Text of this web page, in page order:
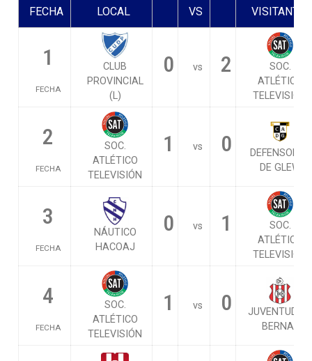
FECHA LOCAL VS VISITANTE
1
FECHA
CLUB
PROVINCIAL
(L)
0 vs 2
SOC.
ATLÉTICO
TELEVISIÓN
2
FECHA
SOC.
ATLÉTICO
TELEVISIÓN
1 vs 0
DEFENSORES
DE GLEW
3
FECHA
NÁUTICO
HACOAJ
0 vs 1
SOC.
ATLÉTICO
TELEVISIÓN
4
FECHA
SOC.
ATLÉTICO
TELEVISIÓN
1 vs 0
JUVENTUD DE
BERNAL